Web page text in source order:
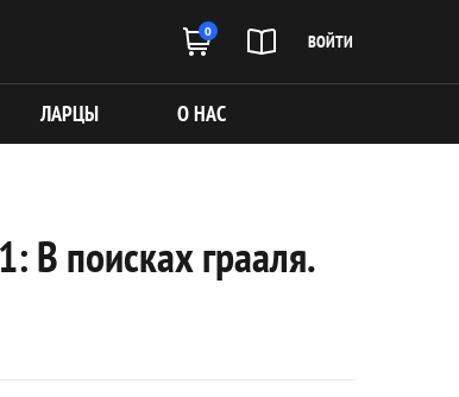
0 ВОЙТИ
ЛАРЦЫ О НАС
В поисках грааля.